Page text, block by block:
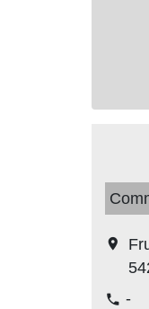
location_on
phone -